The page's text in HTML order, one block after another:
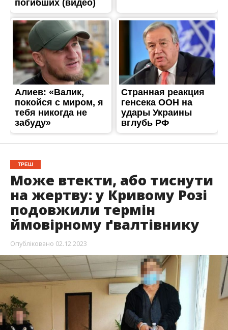
ТРЕШ
Може втекти, або тиснути
на жертву: у Кривому Розі
подовжили термін
ймовірному ґвалтівнику
Опубліковано 02.12.2023